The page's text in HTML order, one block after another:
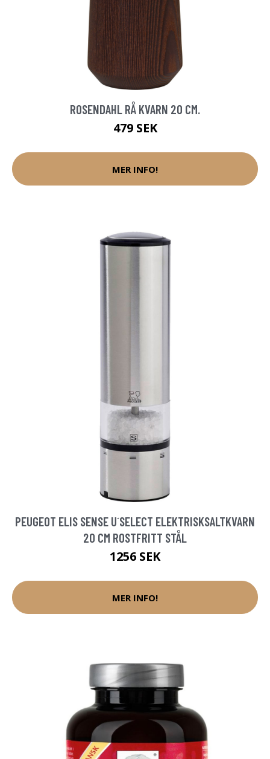
ROSENDAHL RÅ KVARN 20 CM.
479 SEK
MER INFO!
PEUGEOT ELIS SENSE U´SELECT ELEKTRISKSALTKVARN
20 CM ROSTFRITT STÅL
1256 SEK
MER INFO!